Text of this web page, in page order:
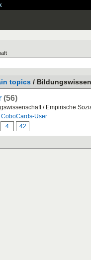
topics /
(56)
/ Empirische
CoboCards-User
4 42